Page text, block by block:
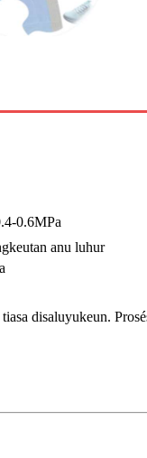
0.6MPa
anu luhur
disaluyukeun.